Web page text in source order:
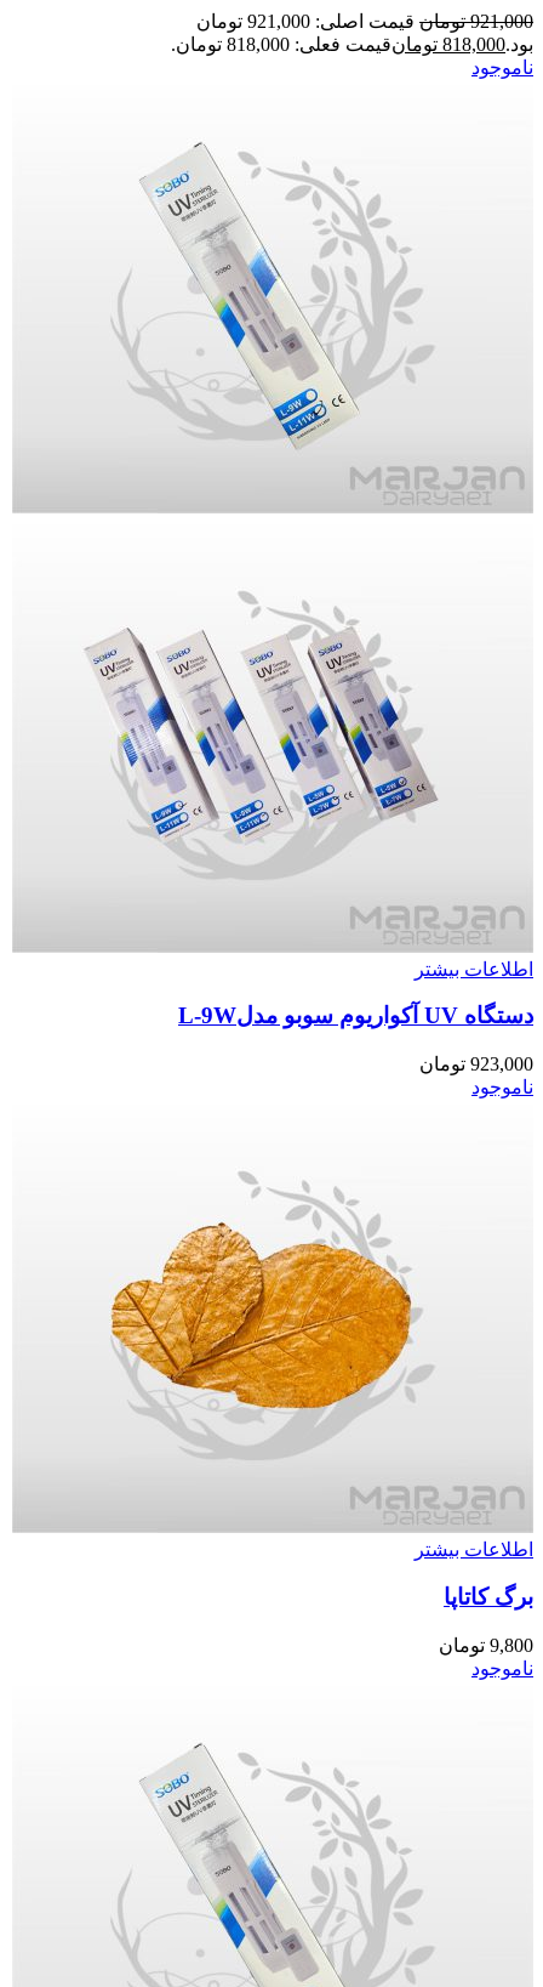
921,000 تومان
قیمت اصلی: 921,000 تومان
بود.818,000 تومانقیمت فعلی: 818,000 تومان.
ناموجود
اطلاعات بیشتر
دستگاه UV آکواریوم سوبو مدلL-9W
923,000 تومان
ناموجود
اطلاعات بیشتر
برگ کاتاپا
9,800 تومان
ناموجود